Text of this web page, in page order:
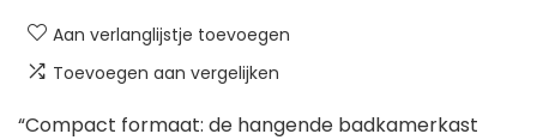
Aan verlanglijstje toevoegen
Toevoegen aan vergelijken
“Compact formaat: de hangende badkamerkast